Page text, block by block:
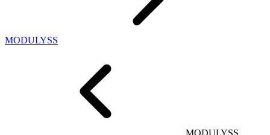
MODULYSS
MODULYSS